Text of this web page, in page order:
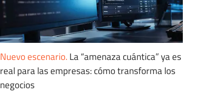
Nuevo escenario. La “amenaza cuántica” ya es
real para las empresas: cómo transforma los
negocios